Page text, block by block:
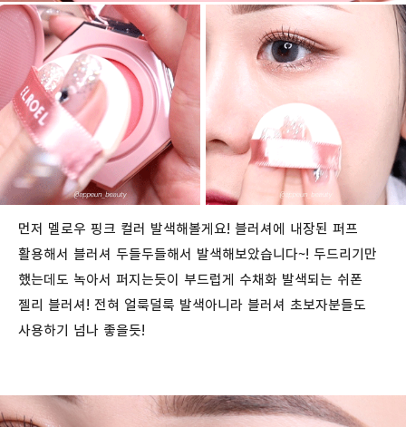
먼저 멜로우 핑크 컬러 발색해볼게요! 블러셔에 내장된 퍼프
활용해서 블러셔 두들두들해서 발색해보았습니다~! 두드리기만
했는데도 녹아서 퍼지는듯이 부드럽게 수채화 발색되는 쉬폰
젤리 블러셔! 전혀 얼룩덜룩 발색아니라 블러셔 초보자분들도
사용하기 넘나 좋을듯!